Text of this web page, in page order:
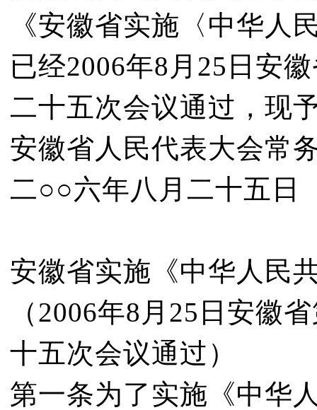
《安徽省实施〈中华人
已经2006年8月25日安
二十五次会议通过，现
安徽省人民代表大会常
二○○六年八月二十五日
安徽省实施《中华人民
（2006年8月25日安徽
十五次会议通过）
第一条为了实施《中华